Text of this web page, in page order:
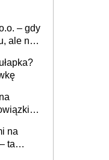
– gdy
ale nie
w
na
ta